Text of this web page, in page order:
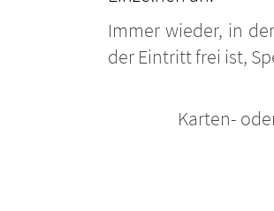
Immer wieder, in
der Eintritt frei ist,
Karten-